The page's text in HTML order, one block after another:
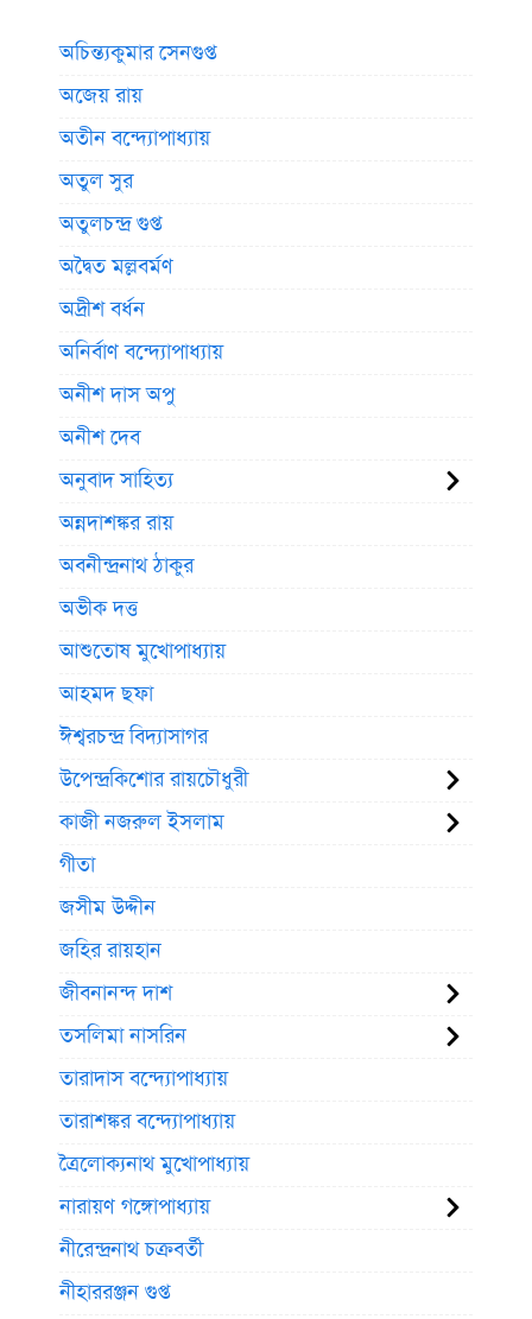
অচিন্ত্যকুমার সেনগুপ্ত
অজেয় রায়
অতীন বন্দ্যোপাধ্যায়
অতুল সুর
অতুলচন্দ্র গুপ্ত
অদ্বৈত মল্লবর্মণ
অদ্রীশ বর্ধন
অনির্বাণ বন্দ্যোপাধ্যায়
অনীশ দাস অপু
অনীশ দেব
অনুবাদ সাহিত্য
অন্নদাশঙ্কর রায়
অবনীন্দ্রনাথ ঠাকুর
অভীক দত্ত
আশুতোষ মুখোপাধ্যায়
আহমদ ছফা
ঈশ্বরচন্দ্র বিদ্যাসাগর
উপেন্দ্রকিশোর রায়চৌধুরী
কাজী নজরুল ইসলাম
গীতা
জসীম উদ্দীন
জহির রায়হান
জীবনানন্দ দাশ
তসলিমা নাসরিন
তারাদাস বন্দ্যোপাধ্যায়
তারাশঙ্কর বন্দ্যোপাধ্যায়
ত্রৈলোক্যনাথ মুখোপাধ্যায়
নারায়ণ গঙ্গোপাধ্যায়
নীরেন্দ্রনাথ চক্রবর্তী
নীহাররঞ্জন গুপ্ত